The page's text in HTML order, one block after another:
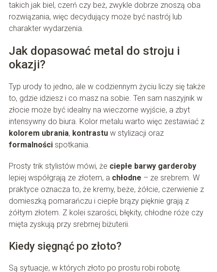
takich jak biel, czerń czy beż, zwykle dobrze znoszą oba
rozwiązania, więc decydujący może być nastrój lub
charakter wydarzenia.
Jak dopasować metal do stroju i
okazji?
Typ urody to jedno, ale w codziennym życiu liczy się także
to, gdzie idziesz i co masz na sobie. Ten sam naszyjnik w
złocie może być idealny na wieczorne wyjście, a zbyt
intensywny do biura. Kolor metalu warto więc zestawiać z
kolorem ubrania, kontrastuw stylizacji oraz
formalnościspotkania.
Prosty trik stylistów mówi, że ciepłe barwy garderoby
lepiej współgrają ze złotem, a chłodne – ze srebrem. W
praktyce oznacza to, że kremy, beże, żółcie, czerwienie z
domieszką pomarańczu i ciepłe brązy pięknie grają z
żółtym złotem. Z kolei szarości, błękity, chłodne róże czy
mięta zyskują przy srebrnej biżuterii.
Kiedy sięgnąć po złoto?
Są sytuacje, w których złoto po prostu robi robotę.